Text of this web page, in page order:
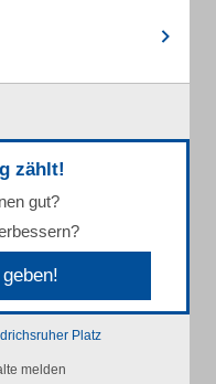
zählt!
gut?
Platz
melden